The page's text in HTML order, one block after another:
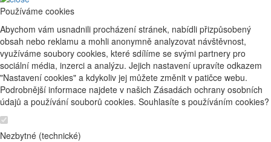
Používáme cookies
Abychom vám usnadnili procházení stránek, nabídli přizpůsobený
obsah nebo reklamu a mohli anonymně analyzovat návštěvnost,
využíváme soubory cookies, které sdílíme se svými partnery pro
sociální média, inzerci a analýzu. Jejich nastavení upravíte odkazem
"Nastavení cookies" a kdykoliv jej můžete změnit v patičce webu.
Podrobnější informace najdete v našich Zásadách ochrany osobních
údajů a používání souborů cookies. Souhlasíte s používáním cookies?
Nezbytné (technické)